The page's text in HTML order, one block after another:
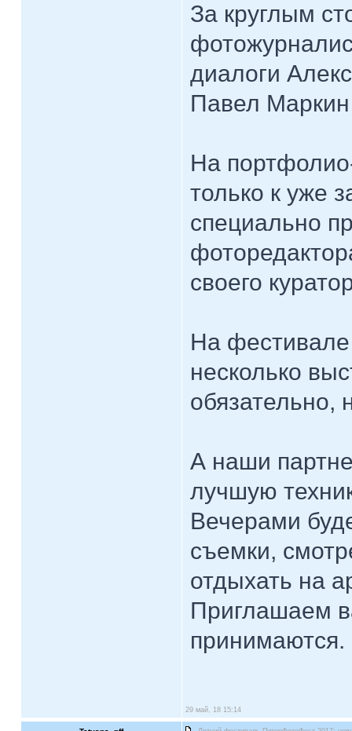
За круглым
диалоги
Павел
На
только к уже
специально
своего
На
несколько
обязательно,
А наши
лучшую
Вечерами
съемки,
отдыхать на
Приглашаем
принимаются.
29 май, 18 15:14